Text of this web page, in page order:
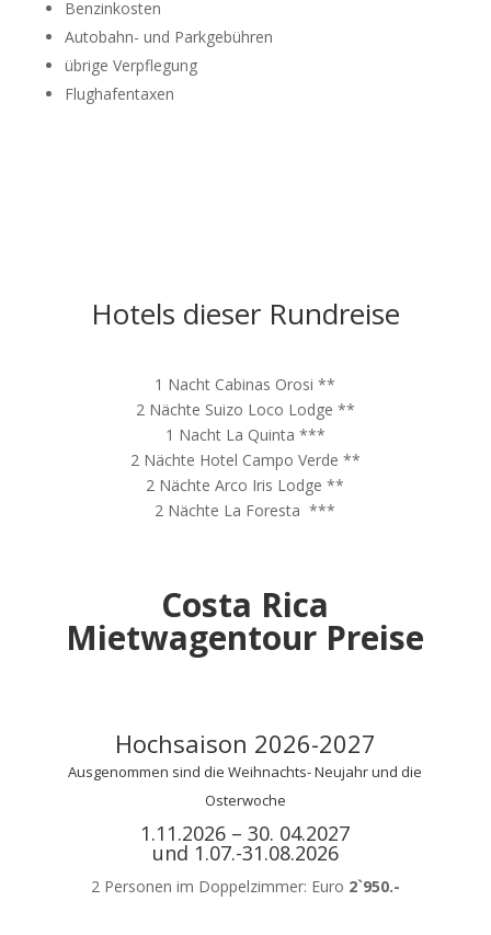
Benzinkosten
Autobahn- und Parkgebühren
übrige Verpflegung
Flughafentaxen
Hotels dieser Rundreise
1 Nacht Cabinas Orosi **
2 Nächte Suizo Loco Lodge **
1 Nacht La Quinta ***
2 Nächte Hotel Campo Verde **
2 Nächte Arco Iris Lodge **
2 Nächte La Foresta ***
Costa Rica
Mietwagentour Preise
Hochsaison 2026-2027
Ausgenommen sind die Weihnachts- Neujahr und die
Osterwoche
1.11.2026 – 30. 04.2027
und 1.07.-31.08.2026
2 Personen im Doppelzimmer: Euro 2`950.-